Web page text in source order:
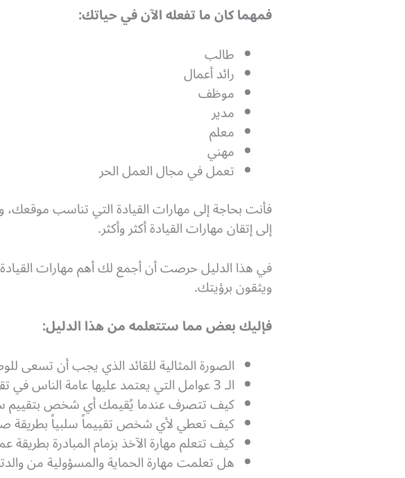
فمهما كان ما تفعله الآن في حياتك:
طالب
رائد أعمال
موظف
مدير
معلم
مهني
تعمل في مجالالعمل الحر
فأنت بحاجة إلى مهارات القيادة التي تناسب
إلى إتقان مهارات القيادة أكثر وأكثر.
في هذا الدليل حرصت أن أجمع لك أهم مهارات
ويثقون برؤيتك.
فإليك بعض مما ستتعلمه من هذا الدليل:
الصورة المثالية للقائد الذي يجب أن تسعى
الـ 3 عوامل التي يعتمد عليها عامة الناس في تقييم الآخرين و كيفية التواصل معهم (دراسة علمية).
كيف تتصرف عندما يُقيمك أي شخص بتقييم
كيف تعطي لأي شخص تقييماً سلبياً بطريقة
كيف تتعلم مهارة الآخذ بزمام المبادرة بطريقة
هل تعلمت مهارة الحماية والمسؤولية من